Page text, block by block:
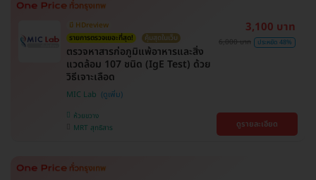
มี HDreview
รายการตรวจเยอะที่สุด!
คุ้มสุดในเว็บ
ตรวจหาสารก่อภูมิแพ้อาหารและสิ่ง
แวดล้อม 107 ชนิด (IgE Test) ด้วย
วิธีเจาะเลือด
MIC Lab
ห้วยขวาง
MRT สุทธิสาร
3,100 บาท
6,000 บาท ประหยัด 48%
ดูรายละเอียด